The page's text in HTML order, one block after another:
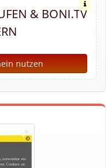
& BONI.TV
nutzen